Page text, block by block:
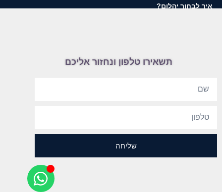
איך לבחור יהלום?
תשאירו טלפון ונחזור אליכם
שליחה